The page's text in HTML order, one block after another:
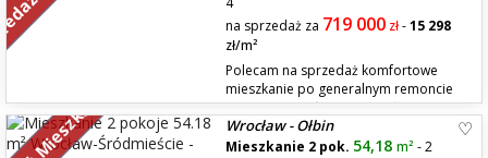
wyk...
na sprzedaż za 719 000 zł-15 298
zł/m²
Polecam na sprzedaż komfortowe
mieszkanie po generalnym remoncie
na starym mieście we Wrocławiu, w
bezpośrednim sąsiedztwie Rynku – ul. Łaciarska. Stare miasto, szybki
dostęp do dworca PKP, uczelni i punktów usługowych. Powierzchnia: 46
Wrocław - Ołbin
Mieszkanie 2 pok. 54,18m² - 2